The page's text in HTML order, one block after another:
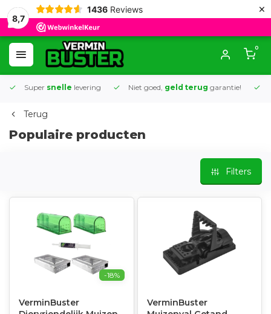
8,7
1436 Reviews ×
0
Super snelle levering Niet goed, geld terug garantie!
Terug
Populaire producten
Filters
-18%
VerminBuster
VerminBuster